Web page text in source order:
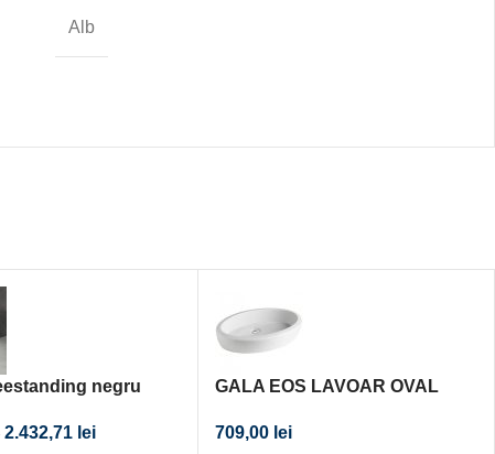
Alb
negru
2.432,71 lei
GALA EOS LAVOAR OVAL
709,00 lei